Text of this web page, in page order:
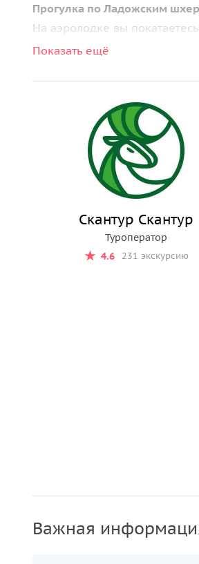
Прогулка по Ладожским
На аэролодке вы
природные красоты Ладоги:
• остров Хавус и его
• Падающую скалу.
А также сделаете высадку
называли «крышей
Показать ещё
Скантур Скантур
Туроператор
4.6
231 экскурсию
Важная